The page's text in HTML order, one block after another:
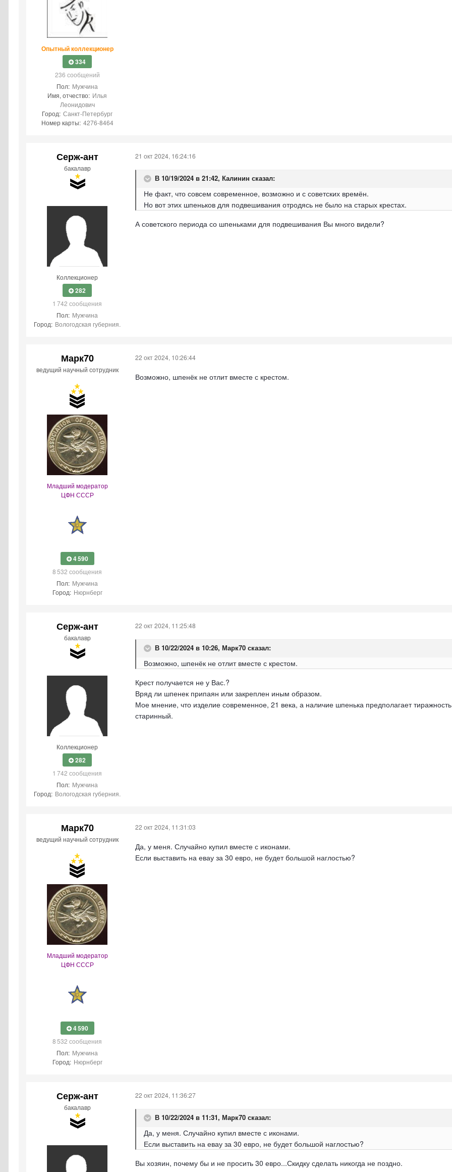
Опытный коллекционер
334
236 сообщений
Пол: Мужчина
Имя, отчество: Илья
Леонидович
Город: Санкт-Петербург
Номер карты: 4276-8464
Серж-ант
бакалавр
Коллекционер
282
1 742 сообщения
Пол: Мужчина
Город: Вологодская губерния.
21 окт 2024, 16:24:16
В 10/19/2024 в 21:42, Калинин сказал:
Не факт, что совсем современное, возможно и с советских времён.
Но вот этих шпеньков для подвешивания отродясь не было на старых крестах.
А советского периода со шпеньками для подвешивания Вы много видели?
Марк70
ведущий научный сотрудник
Младший модератор
ЦФН СССР
4 590
8 532 сообщения
Пол: Мужчина
Город: Нюрнберг
22 окт 2024, 10:26:44
Возможно, шпенёк не отлит вместе с крестом.
Серж-ант
бакалавр
Коллекционер
282
1 742 сообщения
Пол: Мужчина
Город: Вологодская губерния.
22 окт 2024, 11:25:48
В 10/22/2024 в 10:26, Марк70 сказал:
Возможно, шпенёк не отлит вместе с крестом.
Крест получается не у Вас.?
Вряд ли шпенек припаян или закреплен иным образом.
Мое мнение, что изделие современное, 21 века, а наличие шпенька предполагает
старинный.
Марк70
ведущий научный сотрудник
Младший модератор
ЦФН СССР
4 590
8 532 сообщения
Пол: Мужчина
Город: Нюрнберг
22 окт 2024, 11:31:03
Да, у меня. Случайно купил вместе с иконами.
Если выставить на евау за 30 евро, не будет большой наглостью?
Серж-ант
бакалавр
22 окт 2024, 11:36:27
В 10/22/2024 в 11:31, Марк70 сказал:
Да, у меня. Случайно купил вместе с иконами.
Если выставить на евау за 30 евро, не будет большой наглостью?
Вы хозяин, почему бы и не просить 30 евро...Скидку сделать никогда не поздно.